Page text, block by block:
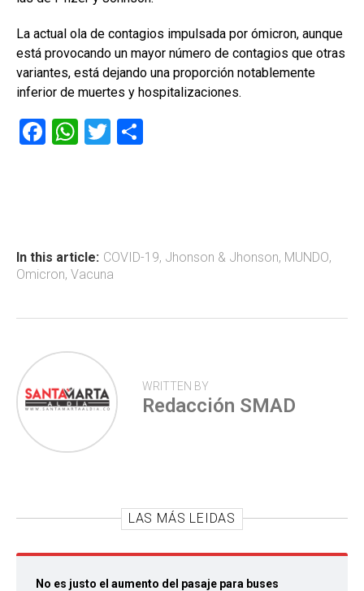
La actual ola de contagios impulsada por ómicron, aunque
está provocando un mayor número de contagios que otras
variantes, está dejando una proporción notablemente
inferior de muertes y hospitalizaciones.
F
ok
W
p
p
T
tir
In this article: COVID-19, Jhonson & Jhonson, MUNDO,
Omicron, Vacuna
WRITTEN BY
Redacción SMAD
LAS MÁS LEIDAS
No es justo el aumento del pasaje para buses